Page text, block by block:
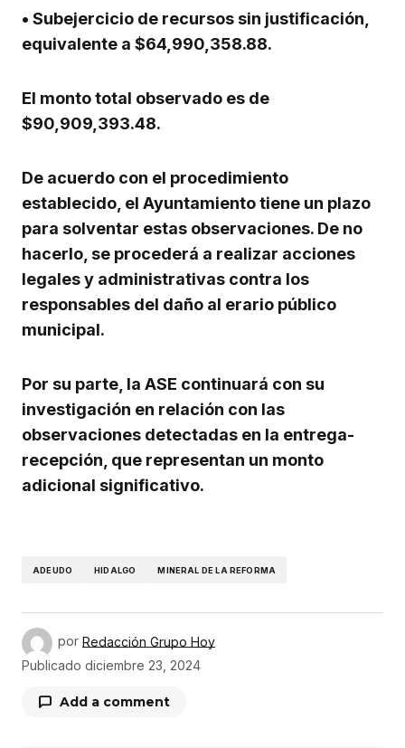
• Subejercicio de recursos sin justificación,
equivalente a $64,990,358.88.
El monto total observado es de
$90,909,393.48.
De acuerdo con el procedimiento
establecido, el Ayuntamiento tiene un plazo
para solventar estas observaciones. De no
hacerlo, se procederá a realizar acciones
legales y administrativas contra los
responsables del daño al erario público
municipal.
Por su parte, la ASE continuará con su
investigación en relación con las
observaciones detectadas en la entrega-
recepción, que representan un monto
adicional significativo.
ADEUDO HIDALGO MINERAL DE LA REFORMA
por Redacción Grupo Hoy
Publicado diciembre 23, 2024
Add a comment